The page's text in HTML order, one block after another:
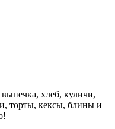
хлеб, куличи,
торты, кексы, блины и